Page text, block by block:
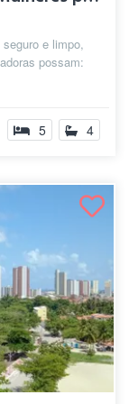
e limpo,
possam:
5 4